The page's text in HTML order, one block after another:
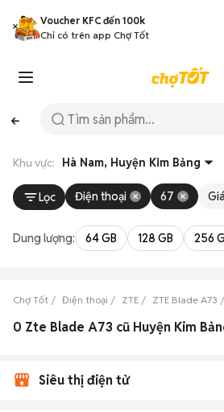
Voucher KFC đến 100k
Chỉ có trên app Chợ Tốt
Khu vực: Hà Nam, Huyện Kim Bảng
Lọc Điện thoại 67
Dung lượng: 64 GB 128 GB 256
Chợ Tốt Điện thoại ZTE ZTE Blade A73
0 Zte Blade A73 cũ Huyện Kim
Siêu thị điện tử